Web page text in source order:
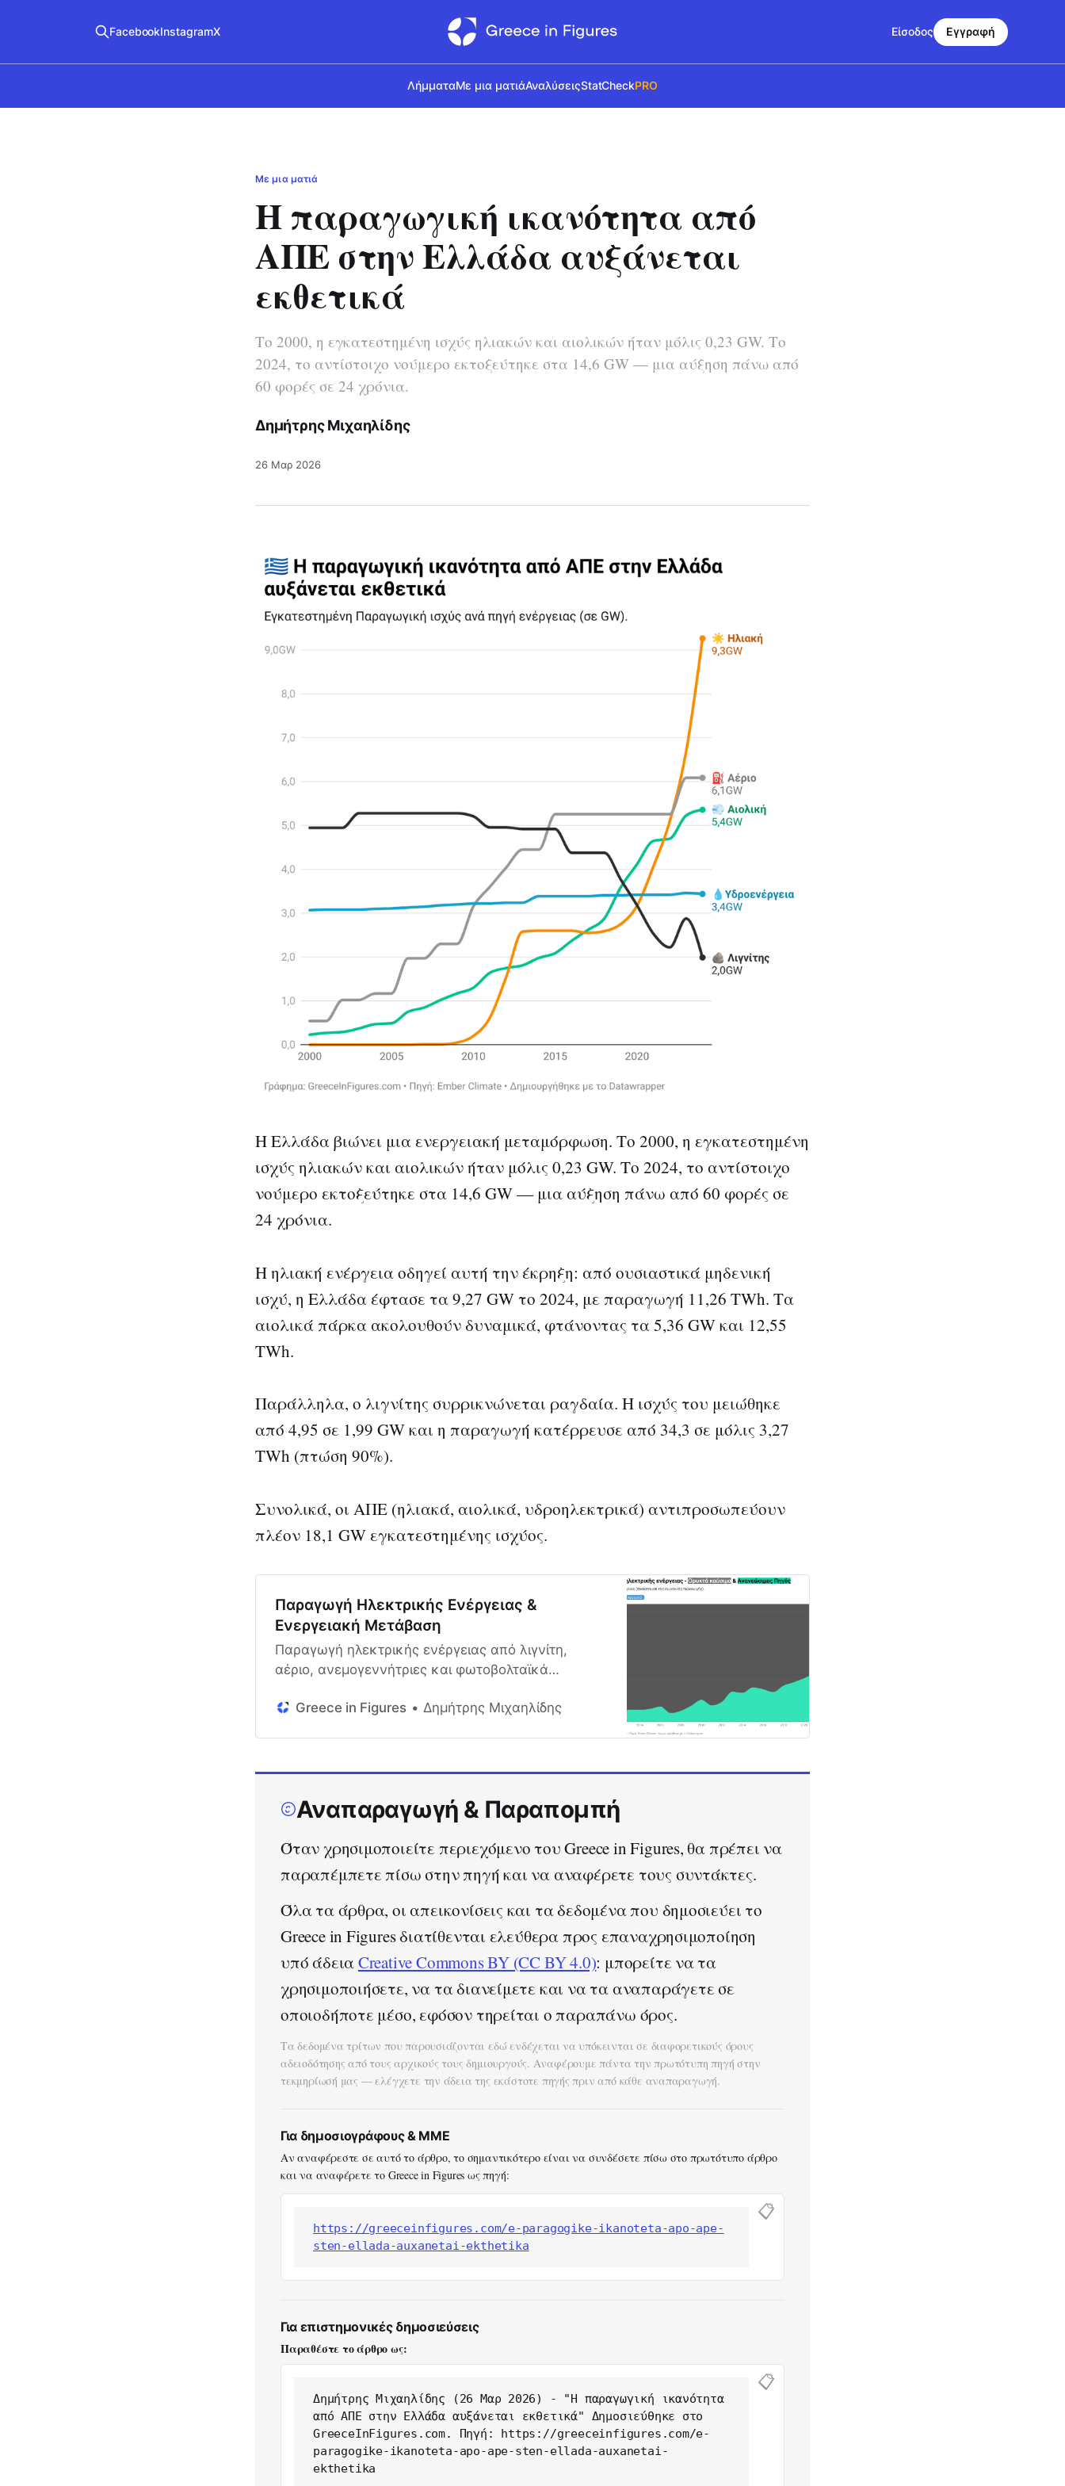
ΛήμματαΜε μια ματιάΑναλύσειςStatCheckPRO
FacebookInstagramX Είσοδος Εγγραφή
Με μια ματιά
Η παραγωγική ικανότητα από
ΑΠΕ στην Ελλάδα αυξάνεται
εκθετικά
Το 2000, η εγκατεστημένη ισχύς ηλιακών και αιολικών ήταν μόλις 0,23 GW. Το
2024, το αντίστοιχο νούμερο εκτοξεύτηκε στα 14,6 GW — μια αύξηση πάνω από
60 φορές σε 24 χρόνια.
Δημήτρης Μιχαηλίδης
26 Μαρ 2026
Η Ελλάδα βιώνει μια ενεργειακή μεταμόρφωση. Το 2000, η εγκατεστημένη
ισχύς ηλιακών και αιολικών ήταν μόλις 0,23 GW. Το 2024, το αντίστοιχο
νούμερο εκτοξεύτηκε στα 14,6 GW — μια αύξηση πάνω από 60 φορές σε
24 χρόνια.
Η ηλιακή ενέργεια οδηγεί αυτή την έκρηξη: από ουσιαστικά μηδενική
ισχύ, η Ελλάδα έφτασε τα 9,27 GW το 2024, με παραγωγή 11,26 TWh. Τα
αιολικά πάρκα ακολουθούν δυναμικά, φτάνοντας τα 5,36 GW και 12,55
TWh.
Παράλληλα, ο λιγνίτης συρρικνώνεται ραγδαία. Η ισχύς του μειώθηκε
από 4,95 σε 1,99 GW και η παραγωγή κατέρρευσε από 34,3 σε μόλις 3,27
TWh (πτώση 90%).
Συνολικά, οι ΑΠΕ (ηλιακά, αιολικά, υδροηλεκτρικά) αντιπροσωπεύουν
πλέον 18,1 GW εγκατεστημένης ισχύος.
Παραγωγή Ηλεκτρικής Ενέργειας &
Ενεργειακή Μετάβαση
Παραγωγή ηλεκτρικής ενέργειας από λιγνίτη,
αέριο, ανεμογεννήτριες και φωτοβολταϊκά
Greece in Figures
Δημήτρης Μιχαηλίδης
Αναπαραγωγή & Παραπομπή
Όταν χρησιμοποιείτε περιεχόμενο του Greece in Figures, θα πρέπει να
παραπέμπετε πίσω στην πηγή και να αναφέρετε τους συντάκτες.
Όλα τα άρθρα, οι απεικονίσεις και τα δεδομένα που δημοσιεύει το
Greece in Figures διατίθενται ελεύθερα προς επαναχρησιμοποίηση
υπό άδειαCreative Commons BY (CC BY 4.0): μπορείτε να τα
χρησιμοποιήσετε, να τα διανείμετε και να τα αναπαράγετε σε
οποιοδήποτε μέσο, εφόσον τηρείται ο παραπάνω όρος.
Τα δεδομένα τρίτων που παρουσιάζονται εδώ ενδέχεται να υπόκεινται σε διαφορετικούς όρους
αδειοδότησης από τους αρχικούς τους δημιουργούς. Αναφέρουμε πάντα την πρωτότυπη πηγή στην
τεκμηρίωσή μας — ελέγχετε την άδεια της εκάστοτε πηγής πριν από κάθε αναπαραγωγή.
Για δημοσιογράφους & ΜΜΕ
Αν αναφέρεστε σε αυτό το άρθρο, το σημαντικότερο είναι να συνδέσετε πίσω στο πρωτότυπο άρθρο
και να αναφέρετε το Greece in Figures ως πηγή:
https://greeceinfigures.com/e-paragogike-ikanoteta-apo-ape-
sten-ellada-auxanetai-ekthetika
📋
Για επιστημονικές δημοσιεύσεις
Παραθέστε το άρθρο ως:
Δημήτρης Μιχαηλίδης (26 Μαρ 2026) - "Η παραγωγική ικανότητα
από ΑΠΕ στην Ελλάδα αυξάνεται εκθετικά" Δημοσιεύθηκε στο
GreeceInFigures.com. Πηγή: https://greeceinfigures.com/e-
paragogike-ikanoteta-apo-ape-sten-ellada-auxanetai-
ekthetika
📋